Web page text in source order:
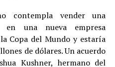
contempla vender una
en una nueva empresa
Copa del Mundo y estaría
de dólares. Un acuerdo
Kushner, hermano del